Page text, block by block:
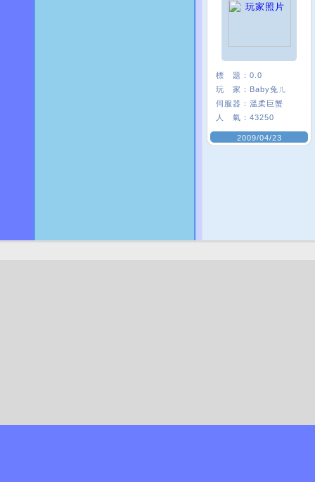
標 題： 0.0
玩 家： Baby兔ㄦ
伺服器： 溫柔巨蟹
人 氣： 43250
2009/04/23